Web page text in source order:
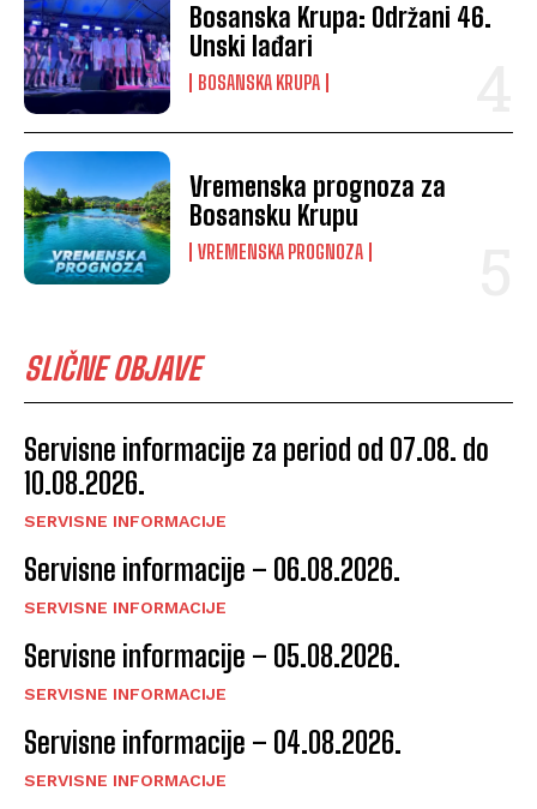
Bosanska Krupa: Održani 46.
Unski lađari
BOSANSKA KRUPA
Vremenska prognoza za
Bosansku Krupu
VREMENSKA PROGNOZA
SLIČNE OBJAVE
Servisne informacije za period od 07.08. do
10.08.2026.
SERVISNE INFORMACIJE
Servisne informacije – 06.08.2026.
SERVISNE INFORMACIJE
Servisne informacije – 05.08.2026.
SERVISNE INFORMACIJE
Servisne informacije – 04.08.2026.
SERVISNE INFORMACIJE